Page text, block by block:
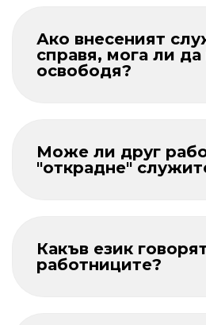
Ако внесеният
справя, мога ли да
освободя?
Може ли друг
"открадне"
Какъв език
работниците?